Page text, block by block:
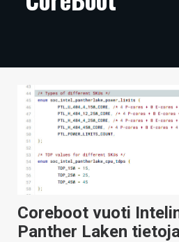
ARTIKKELIT
TECHBBS
TIETOA
HINTA.FI
KAUPPA
VAIHDA TEEMA
Coreboot vuoti
Panther Laken